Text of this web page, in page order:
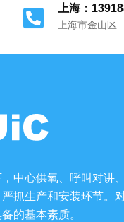
上海：
上海市金山区
中心供氧、呼叫对讲
抓生产和安装环节。
的基本素质。